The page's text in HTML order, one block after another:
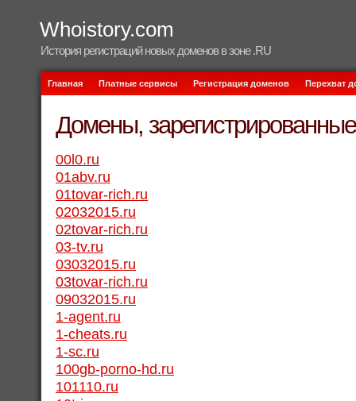
Whoistory.com
История регистраций новых доменов в зоне .RU
Главная Платные сервисы Регистрация доменов Перехват
Домены,
00l0.ru
01abv.ru
01tovar-rich.ru
02032015.ru
02tovar-rich.ru
03-tv.ru
03032015.ru
03tovar-rich.ru
09032015.ru
1-agent.ru
1-cheats.ru
1-sc.ru
100gb-porno-hd.ru
101110.ru